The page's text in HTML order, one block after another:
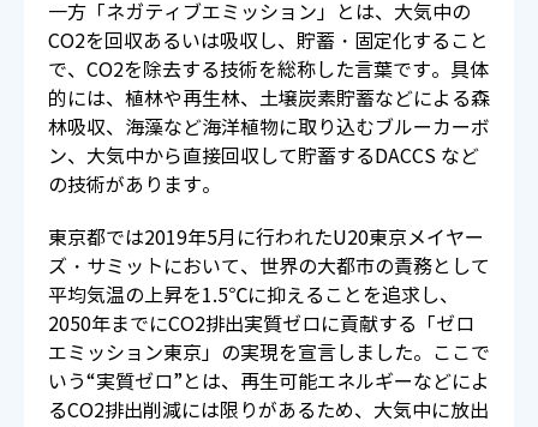
一方「ネガティブエミッション」とは、大気中の
CO2を回収あるいは吸収し、貯蓄・固定化すること
で、CO2を除去する技術を総称した言葉です。具体
的には、植林や再生林、土壌炭素貯蓄などによる森
林吸収、海藻など海洋植物に取り込むブルーカーボ
ン、大気中から直接回収して貯蓄するDACCS など
の技術があります。
東京都では2019年5月に行われたU20東京メイヤー
ズ・サミットにおいて、世界の大都市の責務として
平均気温の上昇を1.5℃に抑えることを追求し、
2050年までにCO2排出実質ゼロに貢献する「ゼロ
エミッション東京」の実現を宣言しました。ここで
いう“実質ゼロ”とは、再生可能エネルギーなどによ
るCO2排出削減には限りがあるため、大気中に放出